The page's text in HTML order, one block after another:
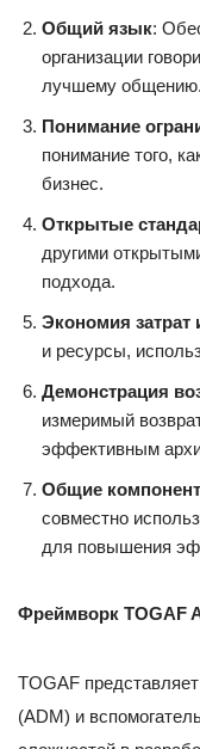
Общий язык:
организации
лучшему общению.
Понимание
понимание того,
бизнес.
Открытые
другими
подхода.
Экономия затрат
и ресурсы,
Демонстрация
измеримый
эффективным
Общие
совместно
для повышения
Фреймворк TOGAF
TOGAF
(ADM) и